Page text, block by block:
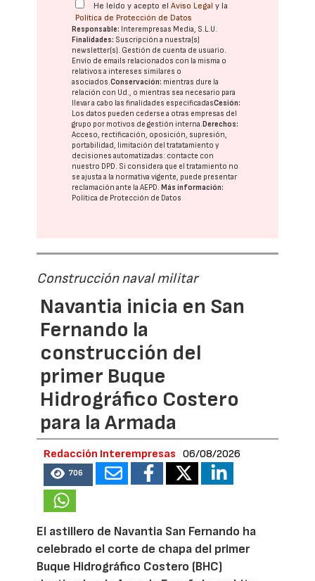
He leído y acepto elAviso Legal y la
Política de Protección de Datos
Responsable: Interempresas Media, S.L.U.
Finalidades: Suscripción a nuestra(s)
newsletter(s). Gestión de cuenta de usuario.
Envío de emails relacionados con la misma o
relativos a intereses similares o
asociados.Conservación: mientras dure la
relación con Ud., o mientras sea necesario para
llevar a cabo las finalidades especificadasCesión:
Los datos pueden cederse a otras empresas del
grupo por motivos de gestión interna. Derechos:
Acceso, rectificación, oposición, supresión,
portabilidad, limitación del tratatamiento y
decisiones automatizadas: contacte con
nuestro DPD. Si considera que el tratamiento no
se ajusta a la normativa vigente, puede presentar
reclamación ante laAEPD. Más información:
Política de Protección de Datos
Construcción naval militar
Navantia inicia en San
Fernando la
construcción del
primer Buque
Hidrográfico Costero
para la Armada
Redacción Interempresas 06/08/2026
706
El astillero de Navantia San Fernando ha
celebrado el corte de chapa del primer
Buque Hidrográfico Costero (BHC)